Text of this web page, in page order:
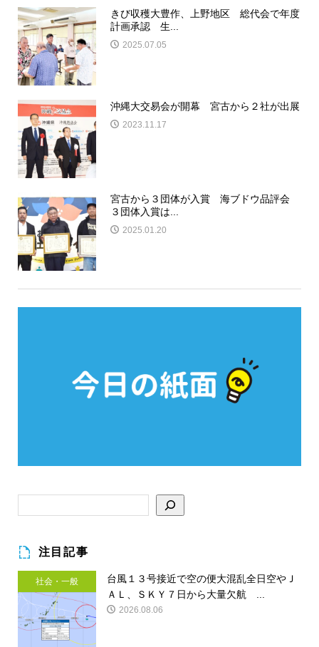
きび収穫大豊作、上野地区 総代会で年度
計画承認 生...
2025.07.05
沖縄大交易会が開幕 宮古から２社が出展
2023.11.17
宮古から３団体が入賞 海ブドウ品評会
３団体入賞は...
2025.01.20
注目記事
社会・一般
台風１３号接近で空の便大混乱全日空やＪ
ＡＬ、ＳＫＹ７日から大量欠航 ...
2026.08.06